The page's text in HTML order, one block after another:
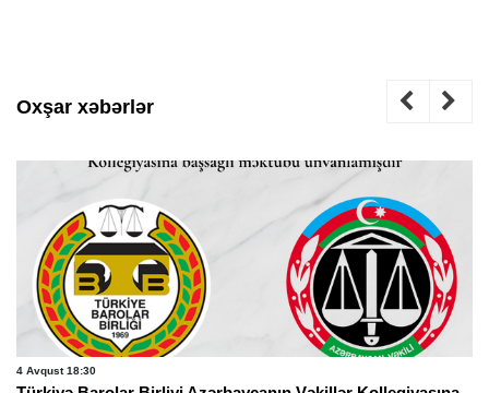
Oxşar xəbərlər
4 Avqust 18:30